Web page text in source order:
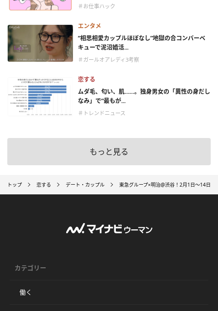
＃お仕事ハック
エンタメ
“相思相愛カップルほぼなし”地獄の合コンバーベ
キューで泥沼婚活...
＃ガールオアレディ3考察
恋する
ムダ毛、匂い、肌……。独身男女の「異性の身だし
なみ」で“最もが...
＃トレンドニュース
もっと見る
トップ 恋する デート・カップル 東急グループ×明治@渋谷！2月1日～14日
カテゴリー
働く